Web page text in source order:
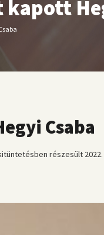
Csaba
részesült 2022.